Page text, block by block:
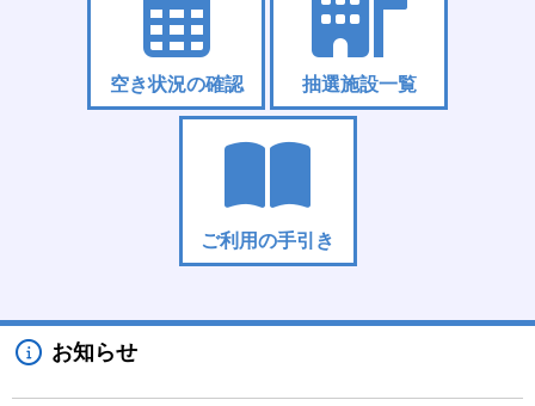
空き状況の確認 抽選施設一覧
ご利用の手引き
お知らせ